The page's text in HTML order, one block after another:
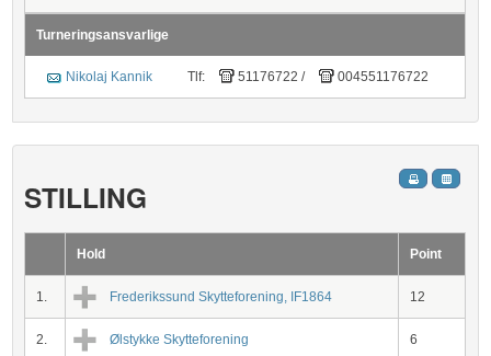
Turneringsansvarlige
Nikolaj Kannik Tlf: 51176722 / 004551176722
STILLING
Hold Point
1. Frederikssund Skytteforening, IF1864 12
2. Ølstykke Skytteforening 6